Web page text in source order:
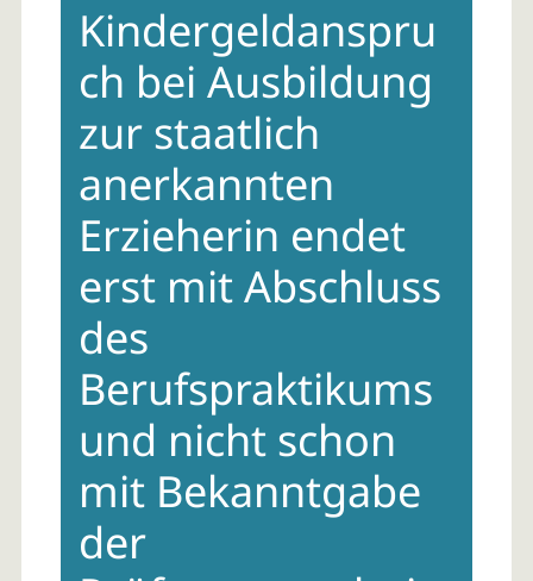
contentKindergeldanspru
ch bei Ausbildung
zur staatlich
anerkannten
Erzieherin endet
erst mit Abschluss
des
Berufspraktikums
und nicht schon
mit Bekanntgabe
der